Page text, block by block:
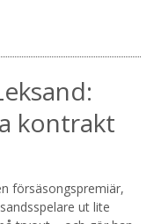
kontrakt
försäsongspremiär,
ut lite